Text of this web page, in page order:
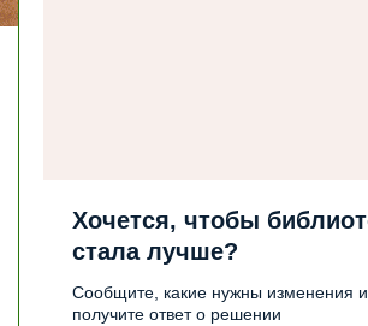
Хочется, чтобы
стала лучше?
Сообщите, какие нужны изменения и
получите ответ о решении